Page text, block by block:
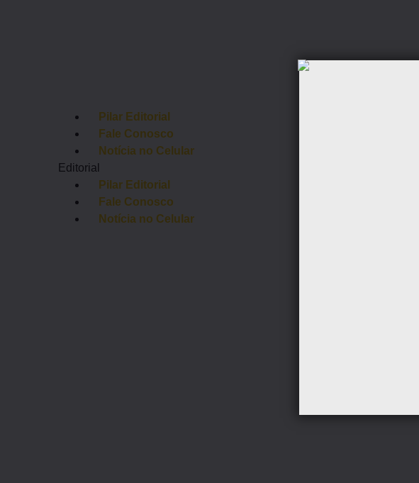
Pilar Editorial
Fale Conosco
Notícia no Celular
Editorial
Pilar Editorial
Fale Conosco
Notícia no Celular